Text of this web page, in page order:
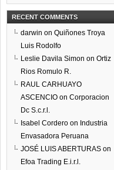
RECENT COMMENTS
darwin on Quiñones Troya
Luis Rodolfo
Leslie Davila Simon on Ortiz
Rios Romulo R.
RAUL CARHUAYO
ASCENCIO on Corporacion
Dc S.c.r.l.
Isabel Cordero on Industria
Envasadora Peruana
JOSÉ LUIS ABERTURAS on
Efoa Trading E.i.r.l.